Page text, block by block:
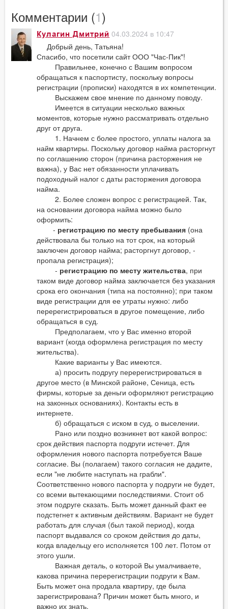
Комментарии (1)
Кулагин Дмитрий 04.03.2024 в 10:47
Добрый день, Татьяна!
Спасибо, что посетили сайт ООО "Час-Пик"!
Правильнее, конечно с Вашим вопросом
обращаться к паспортисту, поскольку вопросы
регистрации (прописки) находятся в их компетенции.
Выскажем свое мнение по данному поводу.
Имеется в ситуации несколько важных
моментов, которые нужно рассматривать отдельно
друг от друга.
1. Начнем с более простого, уплаты налога за
найм квартиры. Поскольку договор найма расторгнут
по соглашению сторон (причина расторжения не
важна), у Вас нет обязанности уплачивать
подоходный налог с даты расторжения договора
найма.
2. Более сложен вопрос с регистрацией. Так,
на основании договора найма можно было
оформить:
- регистрацию по месту пребывания (она
действовала бы только на тот срок, на который
заключен договор найма; расторгнут договор, -
пропала регистрация);
- регистрацию по месту жительства, при
таком виде договор найма заключается без указания
срока его окончания (типа на постоянно); при таком
виде регистрации для ее утраты нужно: либо
перерегистрироваться в другое помещение, либо
обращаться в суд.
Предполагаем, что у Вас именно второй
вариант (когда оформлена регистрация по месту
жительства).
Какие варианты у Вас имеются.
а) просить подругу перерегистрироваться в
другое место (в Минской районе, Сеница, есть
фирмы, которые за деньги оформляют регистрацию
на законных основаниях). Контакты есть в
интернете.
б) обращаться с иском в суд, о выселении.
Рано или поздно возникнет вот какой вопрос:
срок действия паспорта подруги истечет. Для
оформления нового паспорта потребуется Ваше
согласие. Вы (полагаем) такого согласия не дадите,
если "не любите наступать на грабли".
Соответственно нового паспорта у подруги не будет,
со всеми вытекающими последствиями. Стоит об
этом подруге сказать. Быть может данный факт ее
подстегнет к активным действиям. Вариант не будет
работать для случая (был такой период), когда
паспорт выдавался со сроком действия до даты,
когда владельцу его исполняется 100 лет. Потом от
этого ушли.
Важная деталь, о которой Вы умалчиваете,
какова причина перерегистрации подруги к Вам.
Быть может она продала квартиру, где была
зарегистрирована? Причин может быть много, и
важно их знать.